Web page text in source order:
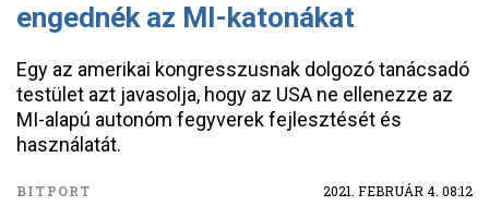
engednék az MI-katonákat
Egy az amerikai kongresszusnak dolgozó tanácsadó
testület azt javasolja, hogy az USA ne ellenezze az
MI-alapú autonóm fegyverek fejlesztését és
használatát.
BITPORT 2021. FEBRUÁR 4. 08:12